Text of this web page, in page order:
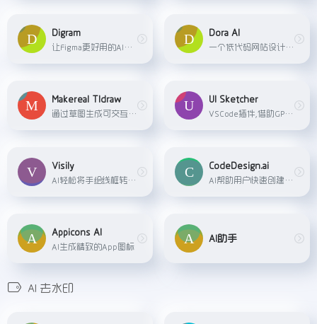
Digram
让Figma更好用的AI神器
Dora AI
一个低代码网站设计平台，它允许用户通过输入一句提示文本来生成可编辑且带有精美3D动画的网站。这个平台提供了强大的无代码编辑器，简化了网站创建过程，适用于各种用户，包括设...
Makereal Tldraw
通过草图生成可交互的UI界面和代码
UI Sketcher
VSCode插件,借助GPT-4V的多模态能力,在插件中画出界面草图,就能生成一个基于ReactNative的UI界面
Visily
AI轻松将手绘线框转换为高保真度
CodeDesign.ai
AI帮助用户快速创建视觉上吸引人的界面
Appicons AI
AI生成精致的App图标
AI助手
AI 去水印